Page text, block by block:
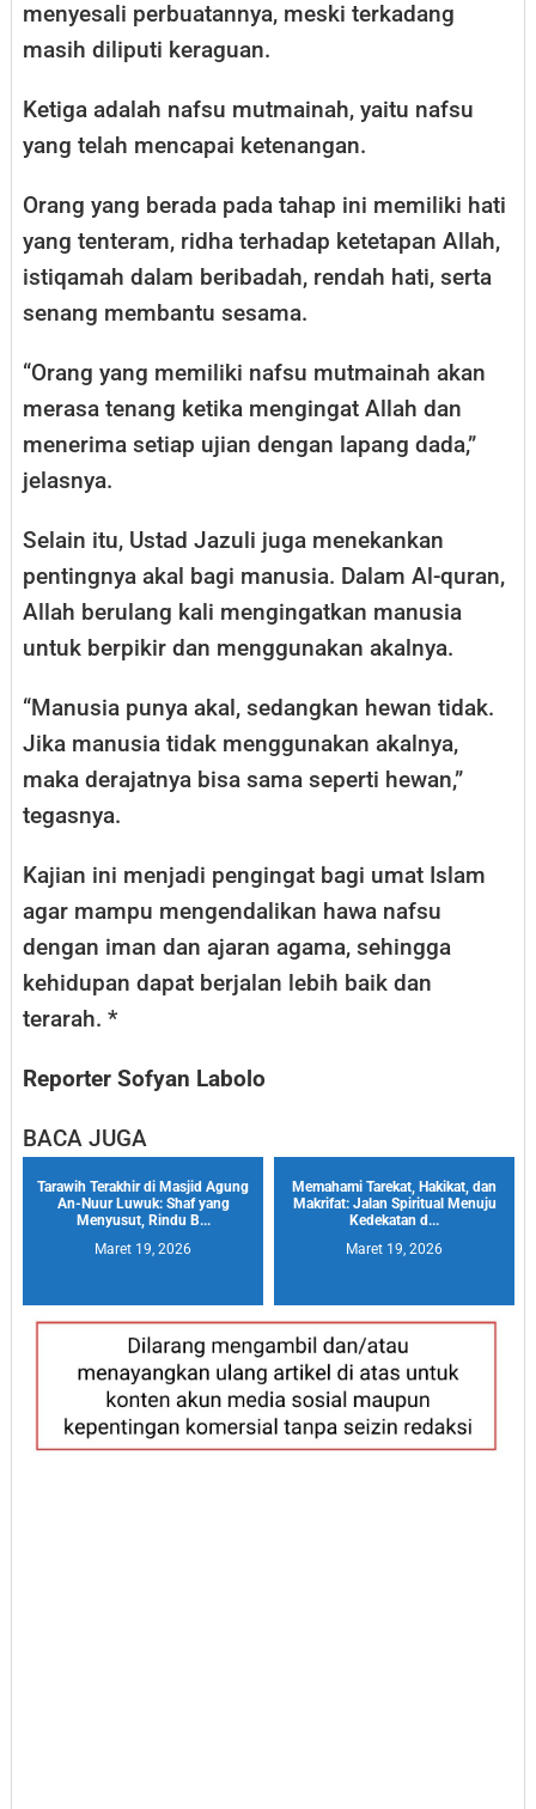
menyesali perbuatannya, meski terkadang
masih diliputi keraguan.
Ketiga adalah nafsu mutmainah, yaitu nafsu
yang telah mencapai ketenangan.
Orang yang berada pada tahap ini memiliki hati
yang tenteram, ridha terhadap ketetapan Allah,
istiqamah dalam beribadah, rendah hati, serta
senang membantu sesama.
“Orang yang memiliki nafsu mutmainah akan
merasa tenang ketika mengingat Allah dan
menerima setiap ujian dengan lapang dada,”
jelasnya.
Selain itu, Ustad Jazuli juga menekankan
pentingnya akal bagi manusia. Dalam Al-quran,
Allah berulang kali mengingatkan manusia
untuk berpikir dan menggunakan akalnya.
“Manusia punya akal, sedangkan hewan tidak.
Jika manusia tidak menggunakan akalnya,
maka derajatnya bisa sama seperti hewan,”
tegasnya.
Kajian ini menjadi pengingat bagi umat Islam
agar mampu mengendalikan hawa nafsu
dengan iman dan ajaran agama, sehingga
kehidupan dapat berjalan lebih baik dan
terarah. *
Reporter Sofyan Labolo
BACA JUGA
Tarawih Terakhir di Masjid Agung
An-Nuur Luwuk: Shaf yang
Menyusut, Rindu B...
Maret 19, 2026
Memahami Tarekat, Hakikat, dan
Makrifat: Jalan Spiritual Menuju
Kedekatan d...
Maret 19, 2026